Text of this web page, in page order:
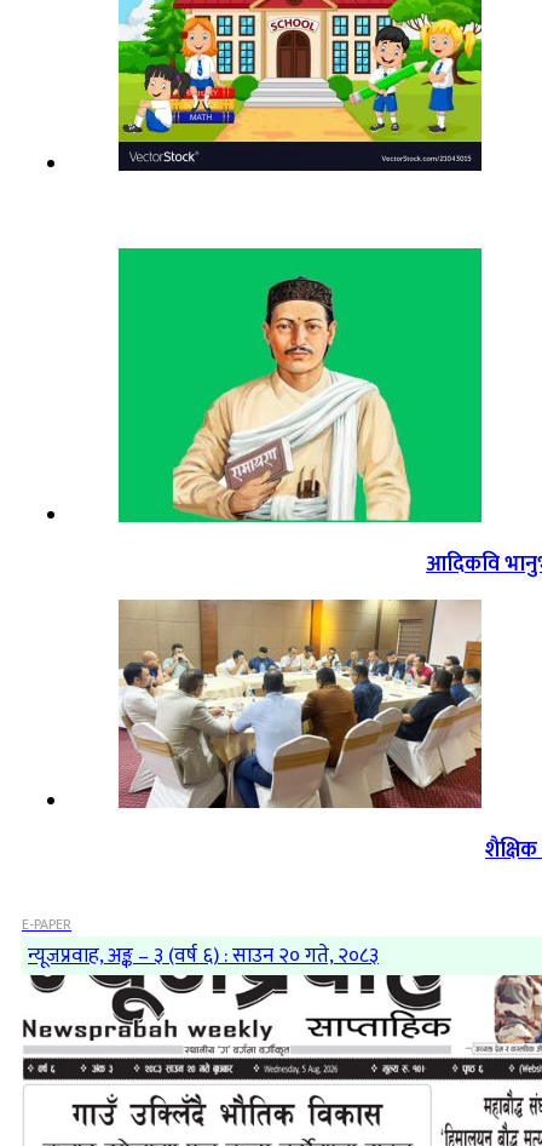
आदिकवि
E-PAPER
न्यूजप्रवाह, अङ्क – ३ (वर्ष ६) : साउन २० गते, २०८३